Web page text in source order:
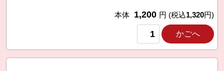
ンジオール、クエン酸、ＳＥステア
リン酸グリセリル、キサンタンガ
ム、カルボキシビニルポリマー、水
酸化Ｋ、フェノキシエタノール
使えるボディローションです。
本体 1,200 円 (税込1,320円)
かごへ